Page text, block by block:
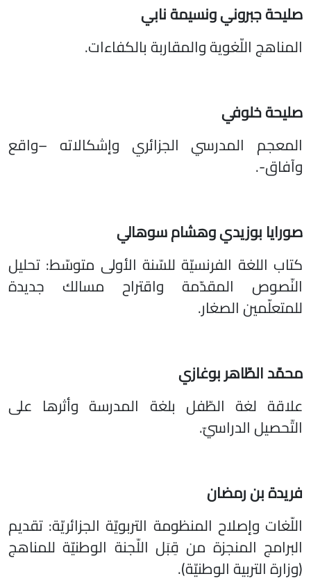
صليحة جبرونيونسيمة نابي
المناهج اللّغوية والمقاربة بالكفاءات.
صليحة خلوفي
المعجم المدرسي الجزائري وإشكالاته –واقع
وآفاق-.
صورايا بوزيديوهشام سوهالي
كتاب اللغة الفرنسيّة للسّنة الأولى متوسّط: تحليل
النّصوص المقدّمة واقتراح مسالك جديدة
للمتعلّمين الصغار.
محمّد الطّاهر بوغازي
علاقة لغة الطّفل بلغة المدرسة وأثرها على
التّحصيل الدراسيّ.
فريدة بن رمضان
اللّغات وإصلاح المنظومة التربويّة الجزائريّة: تقديم
البرامج المنجزة من قِبَل اللّجنة الوطنيّة للمناهج
(وزارة التربية الوطنيّة).